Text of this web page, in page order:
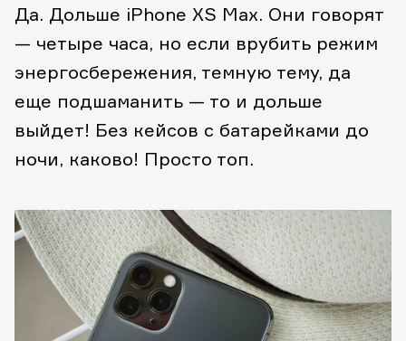
Да. Дольше iPhone XS Max. Они говорят
— четыре часа, но если врубить режим
энергосбережения, темную тему, да
еще подшаманить — то и дольше
выйдет! Без кейсов с батарейками до
ночи, каково! Просто топ.